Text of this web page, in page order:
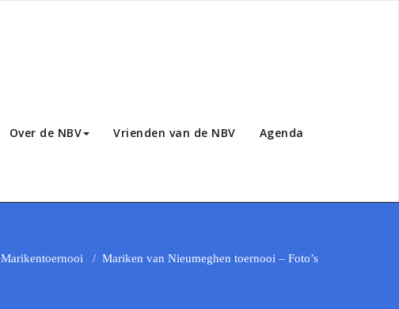
Over de NBV Vrienden van de NBV Agenda
Marikentoernooi / Mariken van Nieumeghen toernooi – Foto’s